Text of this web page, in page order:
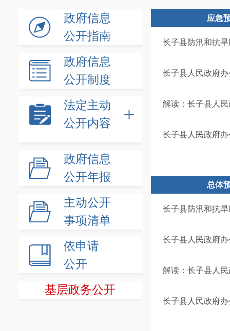
政府信息
公开指南
政府信息
公开制度
法定主动
公开内容
政府信息
公开年报
主动公开
事项清单
依申请
公开
基层政务公开
应急
长子县防汛和抗
长子县人民政府
解读：长子县人
长子县人民政府
总体
长子县防汛和抗
长子县人民政府
解读：长子县人
长子县人民政府